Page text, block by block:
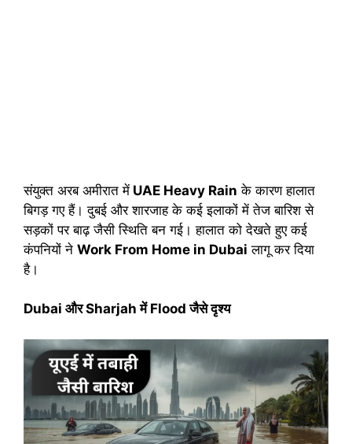
संयुक्त अरब अमीरात में UAE Heavy Rain के कारण हालात
बिगड़ गए हैं। दुबई और शारजाह के कई इलाकों में तेज बारिश से
सड़कों पर बाढ़ जैसी स्थिति बन गई। हालात को देखते हुए कई
कंपनियों ने Work From Home in Dubai लागू कर दिया
है।
Dubai और Sharjah में Flood जैसे दृश्य